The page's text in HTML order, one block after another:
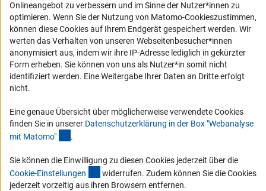
Service und Informationen für Menschen mit Behinderungen
Erklärung zur Barrierefreiheit
Barriere melden
DFG-aktuell
Erhalten Sie Neuigkeiten aus der DFG direkt in Ihr Mailpostfach oder
Zum Newsletter
Onlineangebot zu verbessern und im Sinne der Nutzer*innen zu
optimieren. Wenn Sie der Nutzung von Matomo-Cookieszustimmen,
können diese Cookies auf Ihrem Endgerät gespeichert werden. Wir
werten das Verhalten von unseren Webseitenbesucher*innen
anonymisiert aus, indem wir ihre IP-Adresse lediglich in gekürzter
Form erheben. Sie können von uns als Nutzer*in somit nicht
identifiziert werden. Eine Weitergabe Ihrer Daten an Dritte erfolgt
nicht.
Eine genaue Übersicht über möglicherweise verwendete Cookies
finden Sie in unserer Datenschutzerklärung in der Box "Webanalyse
mit Matomo" .
Sie können die Einwilligung zu diesen Cookies jederzeit über die
Cookie-Einstellungen (interner Link)
widerrufen. Zudem können Sie die Cookies
jederzeit vorzeitig aus ihren Browsern entfernen.